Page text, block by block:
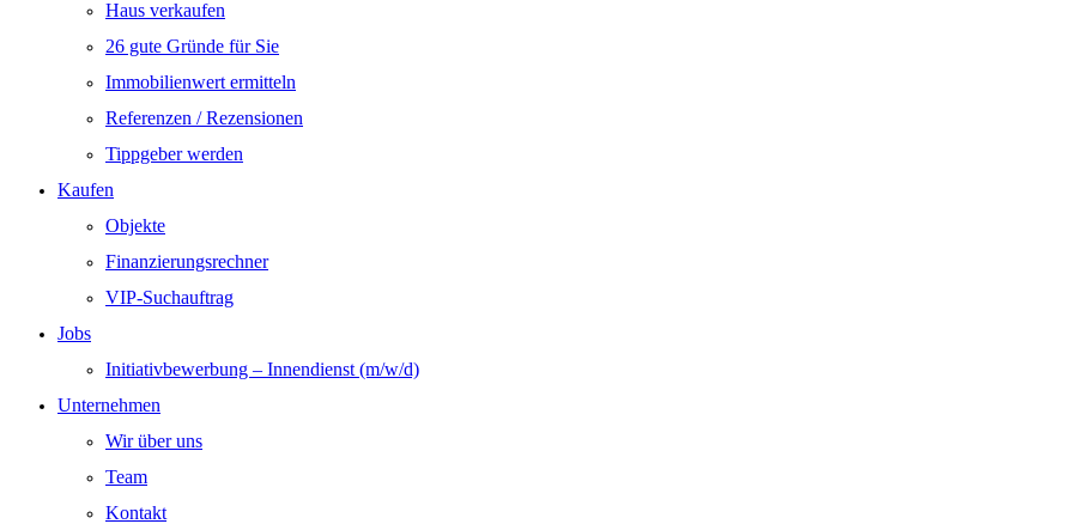
Haus verkaufen
26 gute Gründe für Sie
Immobilienwert ermitteln
Referenzen / Rezensionen
Tippgeber werden
Kaufen
Objekte
Finanzierungsrechner
VIP-Suchauftrag
Jobs
Initiativbewerbung – Innendienst (m/w/d)
Unternehmen
Wir über uns
Team
Kontakt